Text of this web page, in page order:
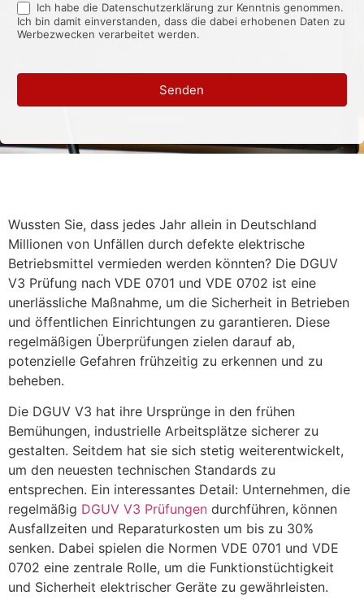
Ich habe die Datenschutzerklärung zur Kenntnis genommen.
Ich bin damit einverstanden, dass die dabei erhobenen Daten zu
Werbezwecken verarbeitet werden.
Senden
Wussten Sie, dass jedes Jahr allein in Deutschland
Millionen von Unfällen durch defekte elektrische
Betriebsmittel vermieden werden könnten? Die DGUV
V3 Prüfung nach VDE 0701 und VDE 0702 ist eine
unerlässliche Maßnahme, um die Sicherheit in Betrieben
und öffentlichen Einrichtungen zu garantieren. Diese
regelmäßigen Überprüfungen zielen darauf ab,
potenzielle Gefahren frühzeitig zu erkennen und zu
beheben.
Die DGUV V3 hat ihre Ursprünge in den frühen
Bemühungen, industrielle Arbeitsplätze sicherer zu
gestalten. Seitdem hat sie sich stetig weiterentwickelt,
um den neuesten technischen Standards zu
entsprechen. Ein interessantes Detail: Unternehmen, die
regelmäßig DGUV V3 Prüfungen durchführen, können
Ausfallzeiten und Reparaturkosten um bis zu 30%
senken. Dabei spielen die Normen VDE 0701 und VDE
0702 eine zentrale Rolle, um die Funktionstüchtigkeit
und Sicherheit elektrischer Geräte zu gewährleisten.